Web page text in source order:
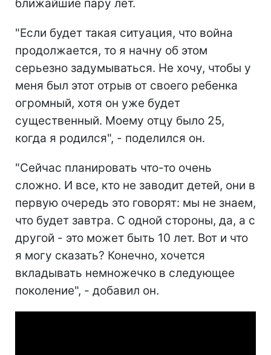
ближайшие пару лет.
"Если будет такая ситуация, что война
продолжается, то я начну об этом
серьезно задумываться. Не хочу, чтобы у
меня был этот отрыв от своего ребенка
огромный, хотя он уже будет
существенный. Моему отцу было 25,
когда я родился", - поделился он.
"Сейчас планировать что-то очень
сложно. И все, кто не заводит детей, они в
первую очередь это говорят: мы не знаем,
что будет завтра. С одной стороны, да, а с
другой - это может быть 10 лет. Вот и что
я могу сказать? Конечно, хочется
вкладывать немножечко в следующее
поколение", - добавил он.